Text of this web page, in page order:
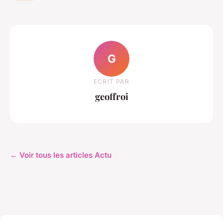
G
ECRIT PAR
geoffroi
← Voir tous les articles Actu